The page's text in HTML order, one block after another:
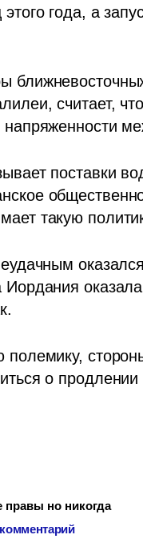
года, а
считает,
поставки
такую
Иордания
о
правы но никогда